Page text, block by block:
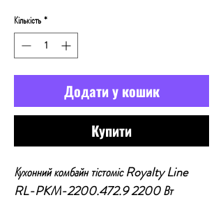
Кількість *
Додати у кошик
Купити
Кухонний комбайн тістоміс Royalty Line
RL-PKM-2200.472.9 2200 Вт